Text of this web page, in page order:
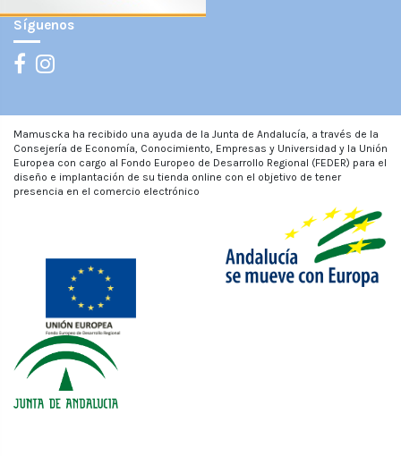
Síguenos
Mamuscka ha recibido una ayuda de la Junta de Andalucía, a través de la
Consejería de Economía, Conocimiento, Empresas y Universidad y la Unión
Europea con cargo al Fondo Europeo de Desarrollo Regional (FEDER) para el
diseño e implantación de su tienda online con el objetivo de tener
presencia en el comercio electrónico